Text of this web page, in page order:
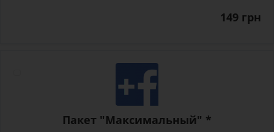
149 грн
Пакет "Максимальный" *